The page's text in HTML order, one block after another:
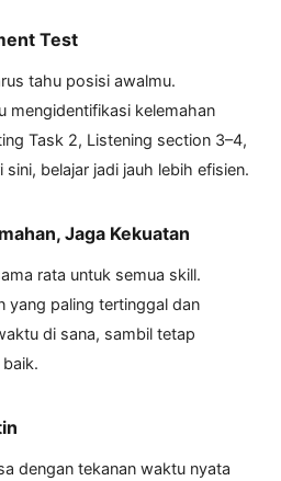
Test
tahu posisi awalmu.
mengidentifikasi kelemahan
Task 2, Listening section 3–4,
belajar jadi jauh lebih efisien.
Jaga Kekuatan
rata untuk semua skill.
yang paling tertinggal dan
di sana, sambil tetap
dengan tekanan waktu nyata